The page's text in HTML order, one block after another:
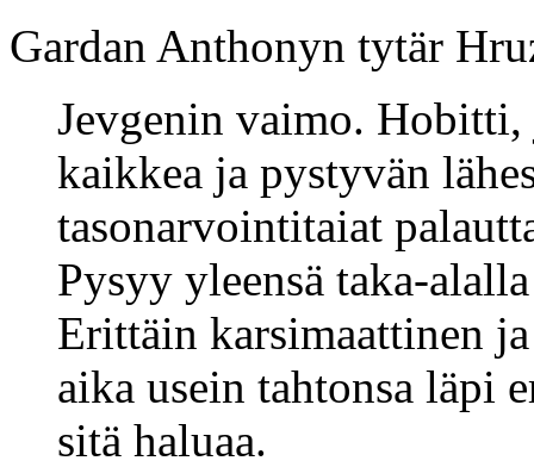
Gardan Anthonyn tytär
Jevgenin vaimo. Hobitti,
kaikkea ja pystyvän
tasonarvointitaiat
Pysyy yleensä taka-
Erittäin karsimaattinen
aika usein tahtonsa läpi
sitä haluaa.